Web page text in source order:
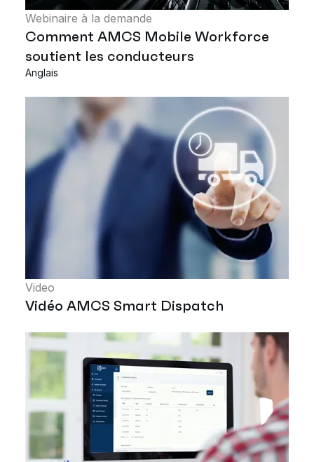
Webinaire à la demande
Comment AMCS Mobile Workforce
soutient les conducteurs
Anglais
Video
Vidéo AMCS Smart Dispatch